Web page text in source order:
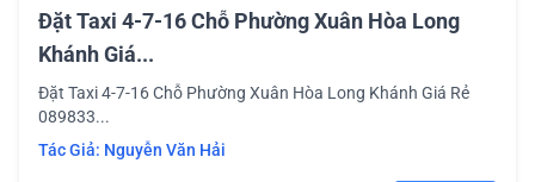
Đặt Taxi 4-7-16 Chỗ Phường Xuân Hòa Long
Khánh Giá...
Đặt Taxi 4-7-16 Chỗ Phường Xuân Hòa Long Khánh Giá Rẻ
089833...
Tác Giả: Nguyễn Văn Hải